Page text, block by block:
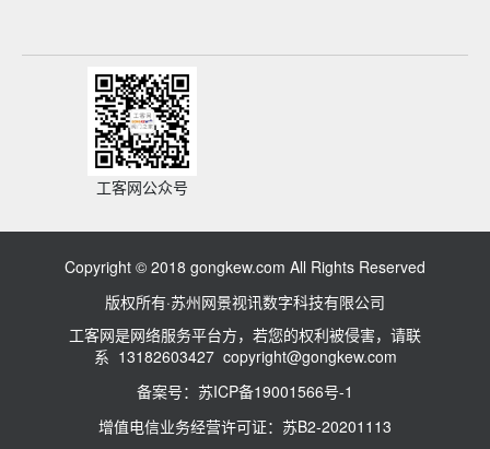
工客网公众号
Copyright © 2018 gongkew.com All Rights Reserved
版权所有·苏州网景视讯数字科技有限公司
工客网是网络服务平台方，若您的权利被侵害，请联
系 13182603427 copyright@gongkew.com
备案号：苏ICP备19001566号-1
增值电信业务经营许可证：苏B2-20201113